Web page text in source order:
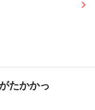
たかかっ